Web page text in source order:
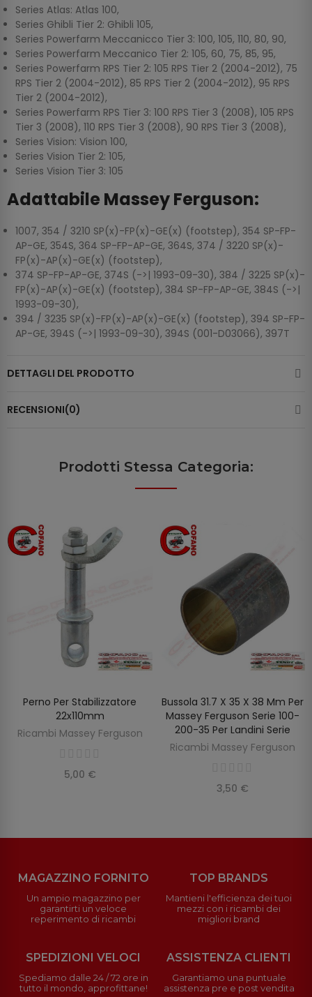
Series Atlas: Atlas 100,
Series Ghibli Tier 2: Ghibli 105,
Series Powerfarm Meccanicco Tier 3: 100, 105, 110, 80, 90,
Series Powerfarm Meccanico Tier 2: 105, 60, 75, 85, 95,
Series Powerfarm RPS Tier 2: 105 RPS Tier 2 (2004-2012), 75
RPS Tier 2 (2004-2012), 85 RPS Tier 2 (2004-2012), 95 RPS
Tier 2 (2004-2012),
Series Powerfarm RPS Tier 3: 100 RPS Tier 3 (2008), 105 RPS
Tier 3 (2008), 110 RPS Tier 3 (2008), 90 RPS Tier 3 (2008),
Series Vision: Vision 100,
Series Vision Tier 2: 105,
Series Vision Tier 3: 105
Adattabile Massey Ferguson:
1007, 354 / 3210 SP(x)-FP(x)-GE(x) (footstep), 354 SP-FP-
AP-GE, 354S, 364 SP-FP-AP-GE, 364S, 374 / 3220 SP(x)-
FP(x)-AP(x)-GE(x) (footstep),
374 SP-FP-AP-GE, 374S (->| 1993-09-30), 384 / 3225 SP(x)-
FP(x)-AP(x)-GE(x) (footstep), 384 SP-FP-AP-GE, 384S (->|
1993-09-30),
394 / 3235 SP(x)-FP(x)-AP(x)-GE(x) (footstep), 394 SP-FP-
AP-GE, 394S (->| 1993-09-30), 394S (001-D03066), 397T
DETTAGLI DEL PRODOTTO
RECENSIONI(0)
Prodotti Stessa Categoria:
AGGIUNGI AL CARRELLO
Perno Per Stabilizzatore
22x110mm
Ricambi Massey Ferguson
5,00 €
AGGIUNGI AL CARRELLO
Bussola 31.7 X 35 X 38 Mm Per
Massey Ferguson Serie 100-
200-35 Per Landini Serie
Ricambi Massey Ferguson
3,50 €
MAGAZZINO FORNITO
Un ampio magazzino per
garantirti un veloce
reperimento di ricambi
TOP BRANDS
Mantieni l'efficienza dei tuoi
mezzi con i ricambi dei
migliori brand
SPEDIZIONI VELOCI
Spediamo dalle 24 / 72 ore in
tutto il mondo, approfittane!
ASSISTENZA CLIENTI
Garantiamo una puntuale
assistenza pre e post vendita